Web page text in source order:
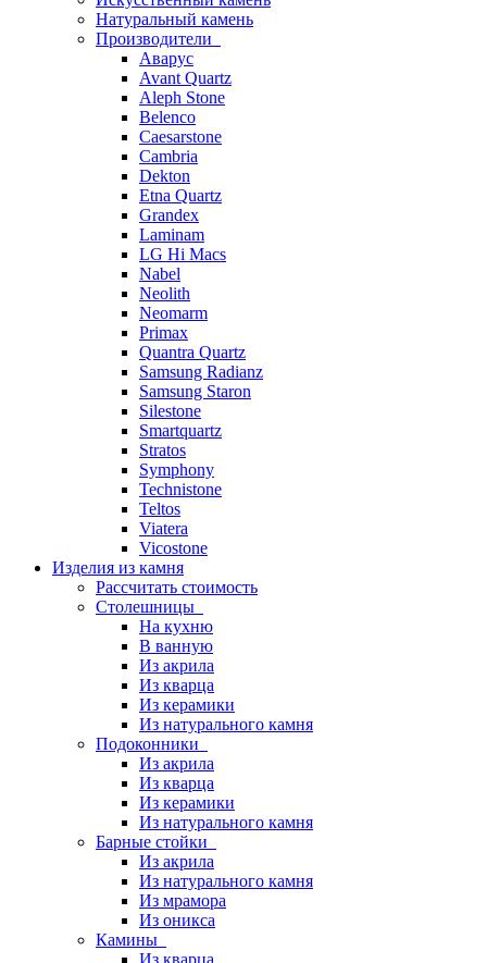
Натуральный камень
Производители
Аварус
Avant Quartz
Aleph Stone
Belenco
Caesarstone
Cambria
Dekton
Etna Quartz
Grandex
Laminam
LG Hi Macs
Nabel
Neolith
Neomarm
Primax
Quantra Quartz
Samsung Radianz
Samsung Staron
Silestone
Smartquartz
Stratos
Symphony
Technistone
Teltos
Viatera
Vicostone
Изделия из камня
Рассчитать стоимость
Столешницы
На кухню
В ванную
Из акрила
Из кварца
Из керамики
Из натурального камня
Подоконники
Из акрила
Из кварца
Из керамики
Из натурального камня
Барные стойки
Из акрила
Из натурального камня
Из мрамора
Из оникса
Камины
Из кварца